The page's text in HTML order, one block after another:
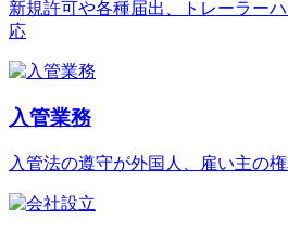
新規許可や各種届出、トレーラー
応
入管業務
入管法の遵守が外国人、雇い主の